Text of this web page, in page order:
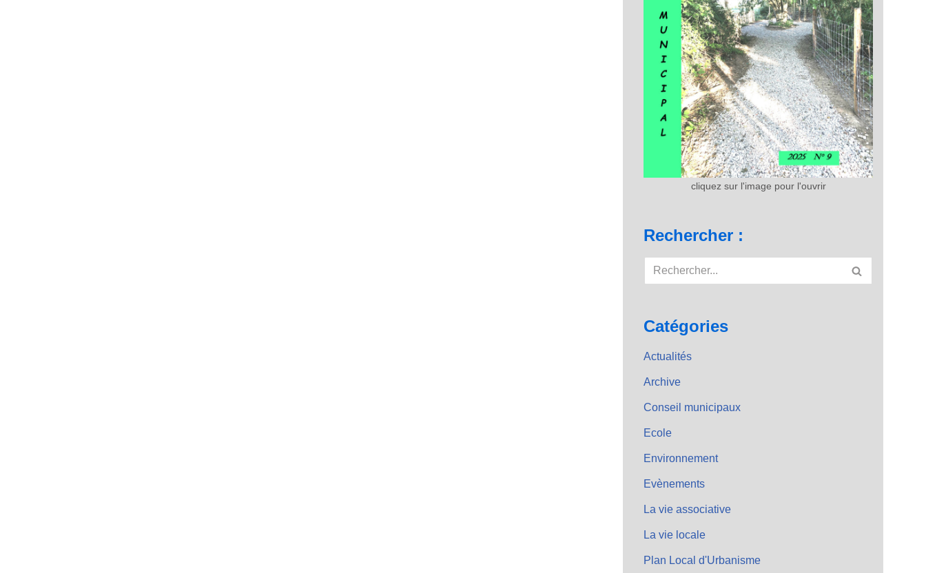
cliquez sur l'image pour l'ouvrir
Rechercher :
Catégories
Actualités
Archive
Conseil municipaux
Ecole
Environnement
Evènements
La vie associative
La vie locale
Plan Local d'Urbanisme